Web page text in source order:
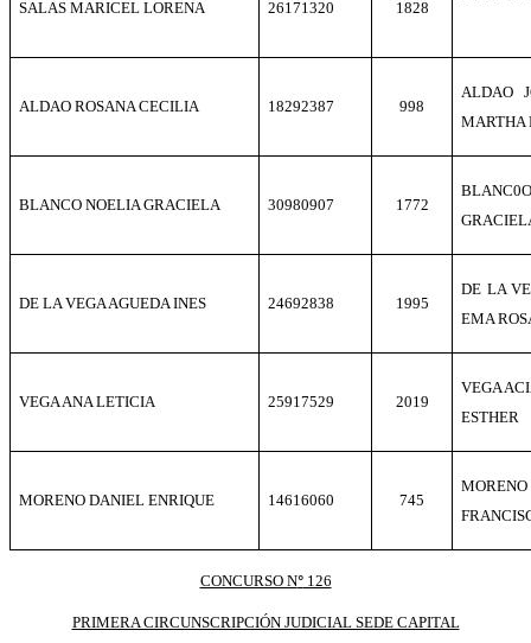
SALAS MARICEL LORENA 26171320 1828
ALDAO ROSANA CECILIA 18292387 998
ALDAO
MARTHA
BLANCO NOELIA GRACIELA 30980907 1772
DE LA VEGA AGUEDA INES 24692838 1995
DE LA
EMA
VEGA ANA LETICIA 25917529 2019
VEGA
ESTHER
MORENO DANIEL ENRIQUE 14616060 745
CONCURSO Nº126
PRIMERA CIRCUNSCRIPCIÓN JUDICIAL SEDE CAPITAL